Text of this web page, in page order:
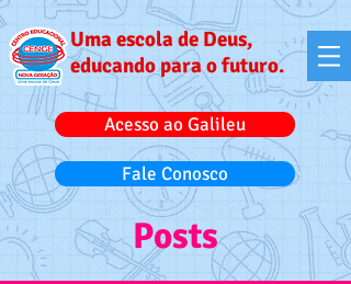
Uma escola de Deus,
educando para o futuro.
Acesso ao Galileu
Fale Conosco
Posts